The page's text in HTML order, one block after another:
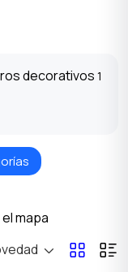
decorativos 1
de
de oficina
mapa